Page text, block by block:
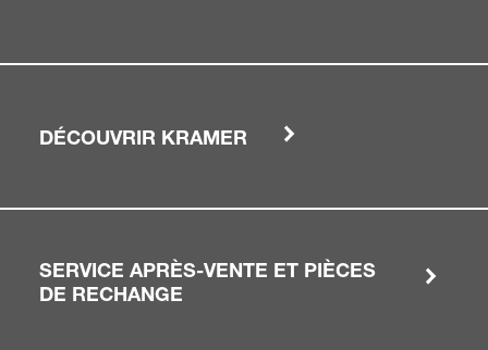
DÉCOUVRIR KRAMER
SERVICE APRÈS-VENTE ET PIÈCES
DE RECHANGE